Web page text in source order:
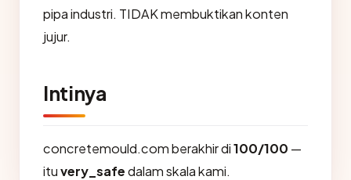
pipa industri. TIDAK membuktikan konten
jujur.
Intinya
concretemould.com berakhir di100/100 —
ituvery_safedalam skala kami.